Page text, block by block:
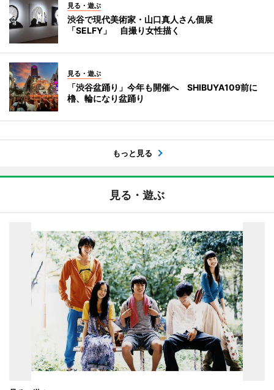
見る・遊ぶ
渋谷で現代美術家・山口真人さん個展
「SELFY」 自撮り女性描く
見る・遊ぶ
「渋谷盆踊り」今年も開催へ SHIBUYA109前に
櫓、輪になり盆踊り
もっと見る
見る・遊ぶ